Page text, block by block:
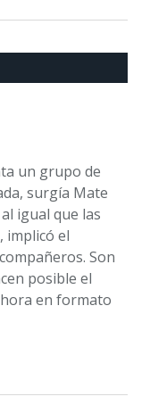
un grupo de
surgía Mate
igual que las
implicó el
Son
posible el
en formato